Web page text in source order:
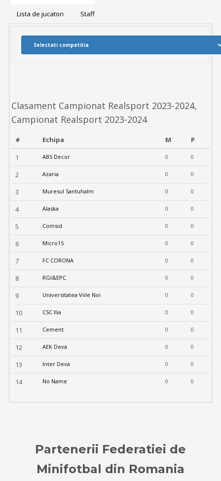
Lista de jucatori Staff
Clasament Campionat Realsport 2023-2024,
Campionat Realsport 2023-2024
# Echipa M
P
1
ABS Decor 0 0
2 Azaria 0 0
3 Muresul Santuhalm 0 0
4 Alaska 0 0
5 Comsid 0 0
6 Micro15 0 0
7 FC CORONA 0 0
8 RGI&EPC 0 0
9 Universitatea Viile Noi 0 0
10 CSC Ilia 0 0
11 Cement 0 0
12 AEK Deva 0 0
13 Inter Deva 0 0
14 No Name 0 0
Partenerii Federatiei de
Minifotbal din Romania